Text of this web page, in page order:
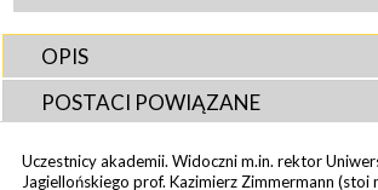
OPIS
POSTACI POWIĄZANE
Uczestnicy akademii. Widoczni m.in. rektor
Jagiellońskiego prof. Kazimierz Zimmermann (stoi